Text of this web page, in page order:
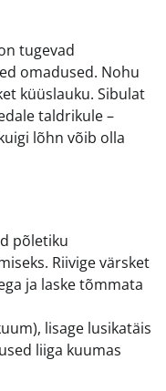
tugevad
omadused. Nohu
küüslauku. Sibulat
taldrikule –
lõhn võib olla
põletiku
Riivige värsket
ja laske tõmmata
lisage lusikatäis
liiga kuumas